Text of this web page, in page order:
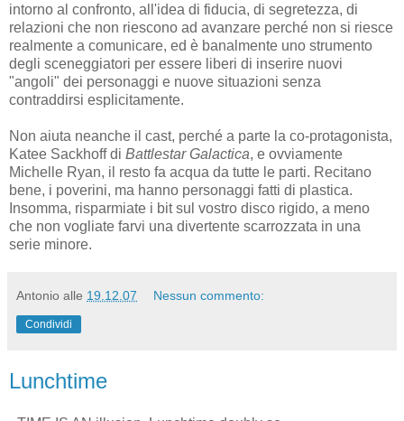
intorno al confronto, all'idea di fiducia, di segretezza, di
relazioni che non riescono ad avanzare perché non si riesce
realmente a comunicare, ed è banalmente uno strumento
degli sceneggiatori per essere liberi di inserire nuovi
"angoli" dei personaggi e nuove situazioni senza
contraddirsi esplicitamente.
Non aiuta neanche il cast, perché a parte la co-protagonista,
Katee Sackhoff di Battlestar Galactica, e ovviamente
Michelle Ryan, il resto fa acqua da tutte le parti. Recitano
bene, i poverini, ma hanno personaggi fatti di plastica.
Insomma, risparmiate i bit sul vostro disco rigido, a meno
che non vogliate farvi una divertente scarrozzata in una
serie minore.
Antonio alle 19.12.07 Nessun commento:
Condividi
Lunchtime